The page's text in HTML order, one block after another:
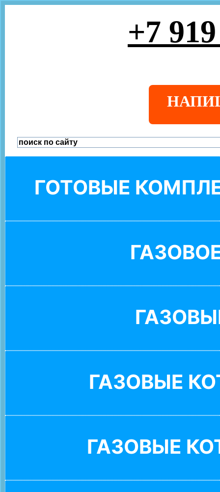
+7
ГОТОВЫЕ
ГАЗОВЫЕ
ГАЗОВЫЕ